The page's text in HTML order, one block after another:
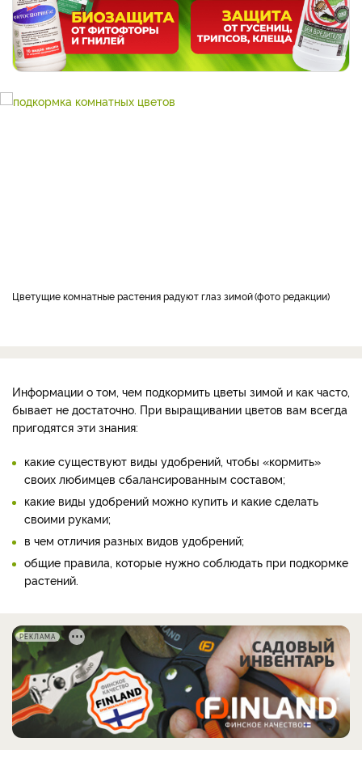
Цветущие комнатные растения радуют глаз зимой фото редакции
Информации о том, чем подкормить цветы зимой и как часто,
бывает не достаточно. При выращивании цветов вам всегда
пригодятся эти знания:
какие существуют виды удобрений, чтобы «кормить»
своих любимцев сбалансированным составом;
какие виды удобрений можно купить и какие сделать
своими руками;
в чем отличия разных видов удобрений;
общие правила, которые нужно соблюдать при подкормке
растений.
РЕКЛАМА